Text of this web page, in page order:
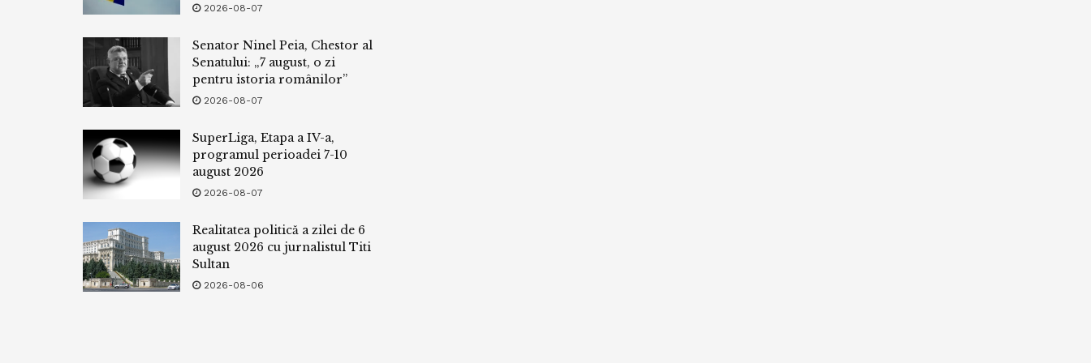
2026-08-07
Senator Ninel Peia, Chestor al
Senatului: „7 august, o zi
pentru istoria românilor”
2026-08-07
SuperLiga, Etapa a IV-a,
programul perioadei 7-10
august 2026
2026-08-07
Realitatea politică a zilei de 6
august 2026 cu jurnalistul Titi
Sultan
2026-08-06